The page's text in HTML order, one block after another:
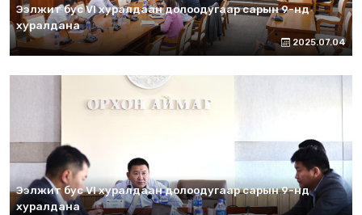
Ээлжит бус VI хуралдаан долоодугаар сарын 9-нд
хуралдана
2025.07.04
Ээлжит бус VI хуралдаан долоодугаар сарын 9-нд
хуралдана